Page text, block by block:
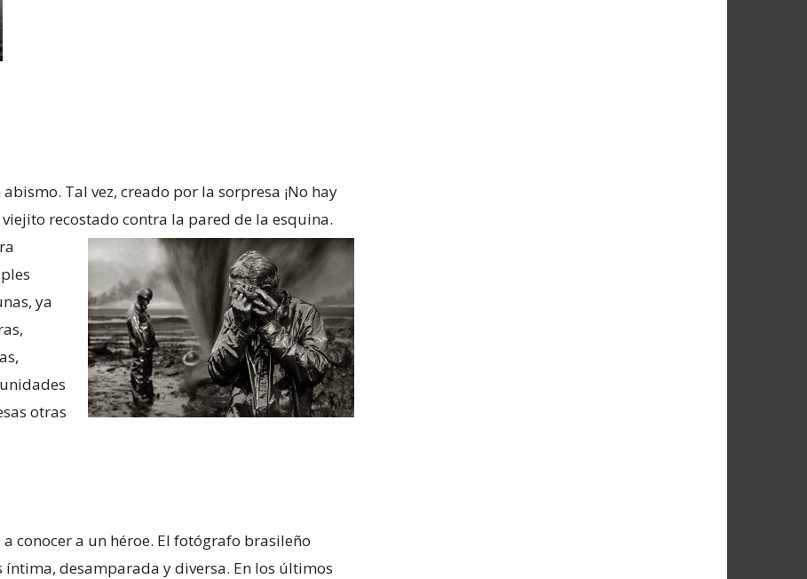
Tal vez, creado por la sorpresa ¡No hay
recostado contra la pared de la esquina.
ya
otras
conocer a un héroe. El fotógrafo brasileño
desamparada y diversa. En los últimos